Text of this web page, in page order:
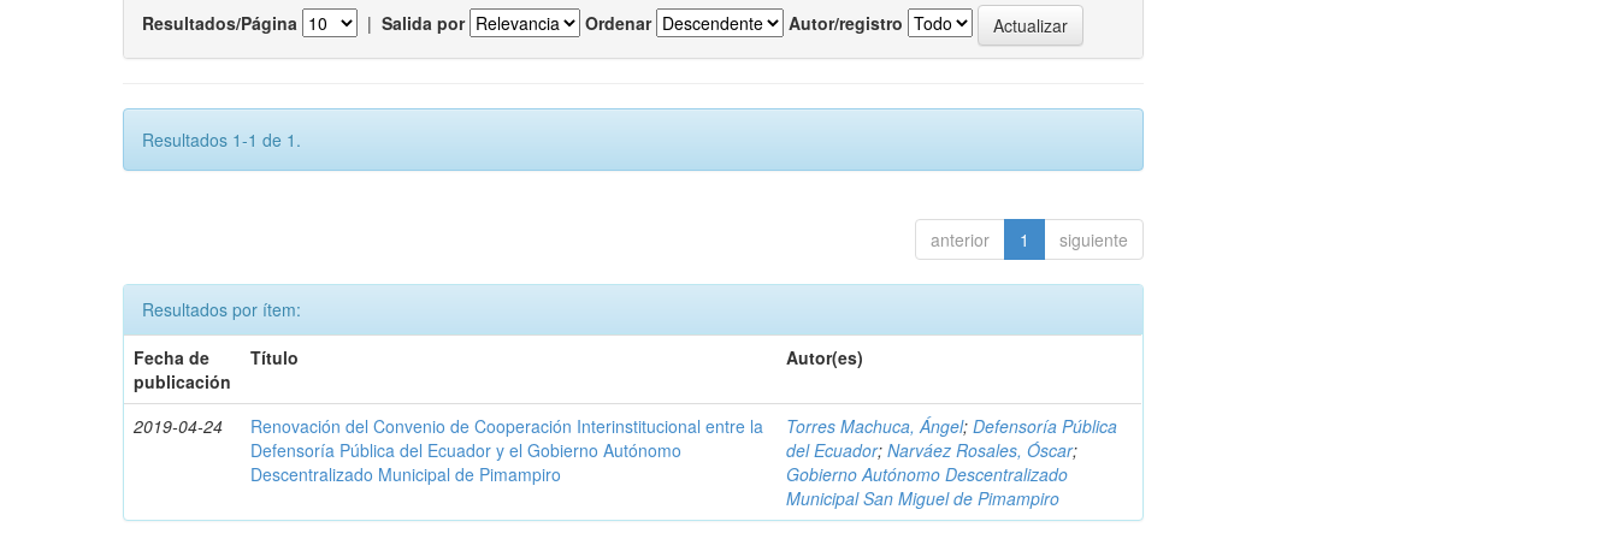
Resultados/Página | Salida por Ordenar Autor/registro
Resultados 1-1 de 1.
anterior 1 siguiente
Resultados por ítem:
Fecha de
publicación
Título Autor(es)
2019-04-24
Renovación del Convenio de Cooperación Interinstitucional entre la
Defensoría Pública del Ecuador y el Gobierno Autónomo
Descentralizado Municipal de Pimampiro
Torres Machuca, Ángel;Defensoría Pública
del Ecuador;Narváez Rosales, Óscar;
Gobierno Autónomo Descentralizado
Municipal San Miguel de Pimampiro